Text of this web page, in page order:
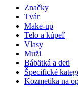
Značky
Tvár
Make-up
Telo a kúpeľ
Vlasy
Muži
Bábätká a deti
Špecifické
Kozmetika na